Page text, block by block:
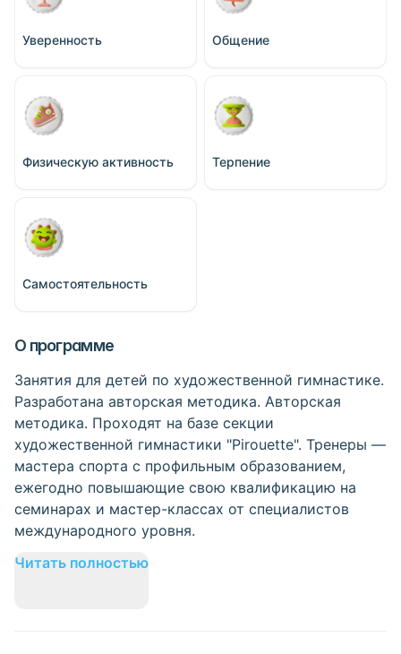
Уверенность Общение
Физическую активность Терпение
Самостоятельность
О программе
Занятия для детей по художественной гимнастике.
Разработана авторская методика. Авторская
методика. Проходят на базе секции
художественной гимнастики "Pirouette". Тренеры —
мастера спорта с профильным образованием,
ежегодно повышающие свою квалификацию на
семинарах и мастер-классах от специалистов
международного уровня.
Читать полностью